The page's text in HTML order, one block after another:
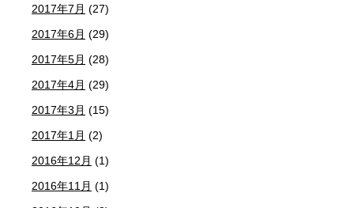
2017年7月 (27)
2017年6月 (29)
2017年5月 (28)
2017年4月 (29)
2017年3月 (15)
2017年1月 (2)
2016年12月 (1)
2016年11月 (1)